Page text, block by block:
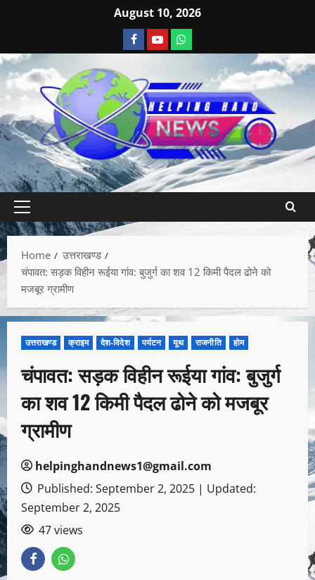
August 10, 2026
Home
उत्तराखण्ड
चंपावत: सड़क विहीन रूईया गांव: बुजुर्ग का शव 12 किमी पैदल ढोने को
मजबूर ग्रामीण
उत्तराखण्ड क्राइम देश-विदेश पर्यटन यूथ राजनीति होम
चंपावत: सड़क विहीन रूईया गांव: बुजुर्ग
का शव 12 किमी पैदल ढोने को मजबूर
ग्रामीण
helpinghandnews1@gmail.com
Published: September 2, 2025 | Updated:
September 2, 2025
47 views